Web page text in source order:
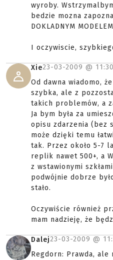
wyroby.
bedzie mozna
DOKLADNYM
I oczywiscie,
Xie23-03-2009 @ 11:30
Od dawna wiadomo,
szybka, ale z
takich problemów, a
Ja bym była za
opisu zdarzenia (bez
może dzięki temu
tak. Przez około 5-7
replik nawet 500+, a
z wstawionymi
podwójnie dobrze
stało.
Oczywiście również
mam nadzieję, że
Dalej23-03-2009 @
Regdorn: Prawda,